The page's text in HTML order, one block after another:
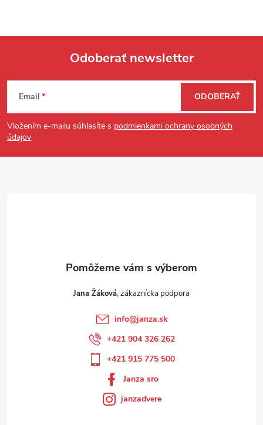
Zápätie
Odoberať newsletter
Email
Vložením e-mailu súhlasíte s podmienkami ochrany osobných
údajov
ODOBERAŤ
Jana Žáková
info@janza.sk
+421 904 326 262
+421 915 775 500
Janza sro
janzadvere